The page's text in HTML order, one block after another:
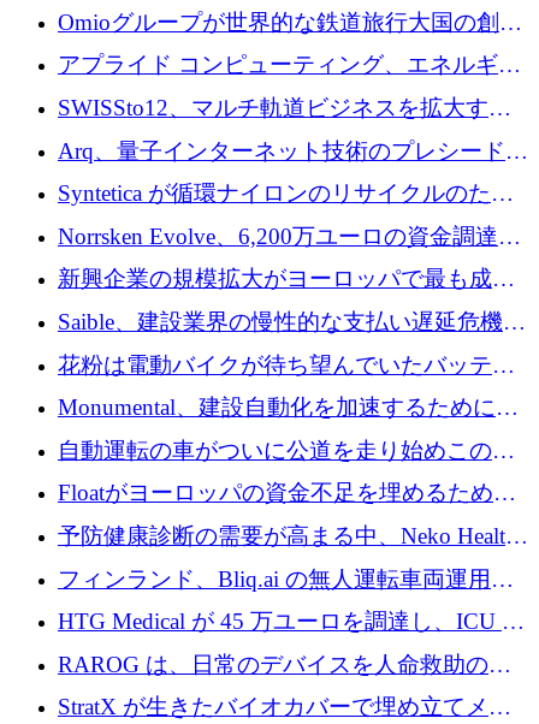
万ドルを確保
Omioグループが世界的な鉄道旅行大国の創設
を目指してRail Europeを買収
アプライド コンピューティング、エネルギー
向け基盤 AI の拡張に 2,000 万ドルを調達
SWISSto12、マルチ軌道ビジネスを拡大する
ためにシリーズCで7,000万ドルを調達
Arq、量子インターネット技術のプレシードと
して140万ドルを確保
Syntetica が循環ナイロンのリサイクルのため
にシリーズ A で 3,000 万ドルを調達
Norrsken Evolve、6,200万ユーロの資金調達
後、アムステルダムに根を張る
新興企業の規模拡大がヨーロッパで最も成功
した創業者を生み出す、アントラー氏が発見
Saible、建設業界の慢性的な支払い遅延危機に
対処するために 290 万ポンドを調達
花粉は電動バイクが待ち望んでいたバッテリ
ー交換ネットワークを構築している
Monumental、建設自動化を加速するためにシ
リーズ B で 3,200 万ドルを確保
自動運転の車がついに公道を走り始めこの国
が世界をリードしようとしている
Floatがヨーロッパの資金不足を埋めるために
シリーズAで450万ユーロを調達
予防健康診断の需要が高まる中、Neko Health
が 7 億ドルを調達
フィンランド、Bliq.ai の無人運転車両運用を
認可
HTG Medical が 45 万ユーロを調達し、ICU の
尿モニタリングを自動化するための MDR 認
証を獲得
RAROG は、日常のデバイスを人命救助の救
助ビーコンに変えるために 16 万 2,000 ユーロ
StratX が生きたバイオカバーで埋め立てメタ